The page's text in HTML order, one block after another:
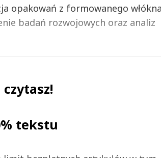
opakowań z formowanego włókna
badań rozwojowych oraz analiz
tekstu